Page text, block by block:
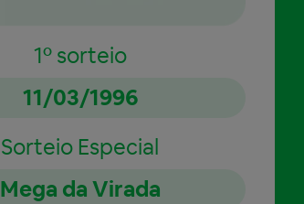
1º sorteio
11/03/1996
Sorteio Especial
Mega da Virada